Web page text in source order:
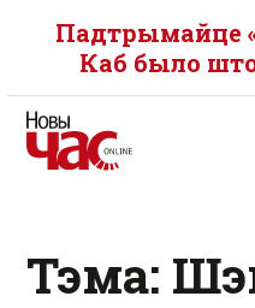
Падтрымайце
Каб было
Тэма: